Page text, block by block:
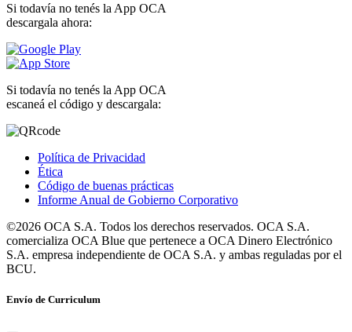
Si todavía no tenés la App OCA
descargala ahora:
Si todavía no tenés la App OCA
escaneá el código y descargala:
Política de Privacidad
Ética
Código de buenas prácticas
Informe Anual de Gobierno Corporativo
©2026 OCA S.A. Todos los derechos reservados. OCA S.A.
comercializa OCA Blue que pertenece a OCA Dinero Electrónico
S.A. empresa independiente de OCA S.A. y ambas reguladas por el
BCU.
Envío de Curriculum